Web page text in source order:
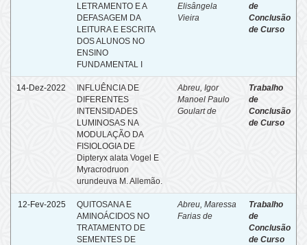
LETRAMENTO E A
DEFASAGEM DA
LEITURA E ESCRITA
DOS ALUNOS NO
ENSINO
FUNDAMENTAL I
Elisângela
Vieira
de
Conclusão
de Curso
14-Dez-2022
INFLUÊNCIA DE
DIFERENTES
INTENSIDADES
LUMINOSAS NA
MODULAÇÃO DA
FISIOLOGIA DE
Dipteryx alata Vogel E
Myracrodruon
urundeuva M. Allemão.
Abreu, Igor
Manoel Paulo
Goulart de
Trabalho
de
Conclusão
de Curso
12-Fev-2025
QUITOSANA E
AMINOÁCIDOS NO
TRATAMENTO DE
SEMENTES DE
Abreu, Maressa
Farias de
Trabalho
de
Conclusão
de Curso